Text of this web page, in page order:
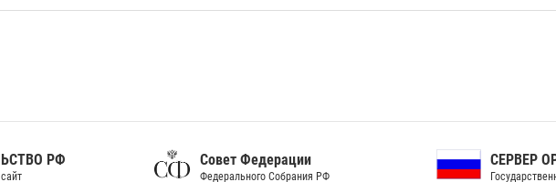
Совет Федерации
Федерального Собрания РФ
СЕРВЕР ОРГАНОВ
Государственной власти РФ